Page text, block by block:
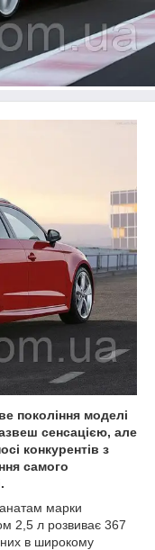
покоління моделі
сенсацією, але
конкурентів з
самого
марки
2,5 л розвиває 367
в широкому